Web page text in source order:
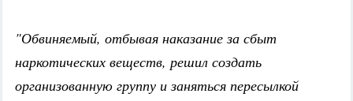
"Обвиняемый, отбывая наказание за сбыт
наркотических веществ, решил создать
организованную группу и заняться пересылкой